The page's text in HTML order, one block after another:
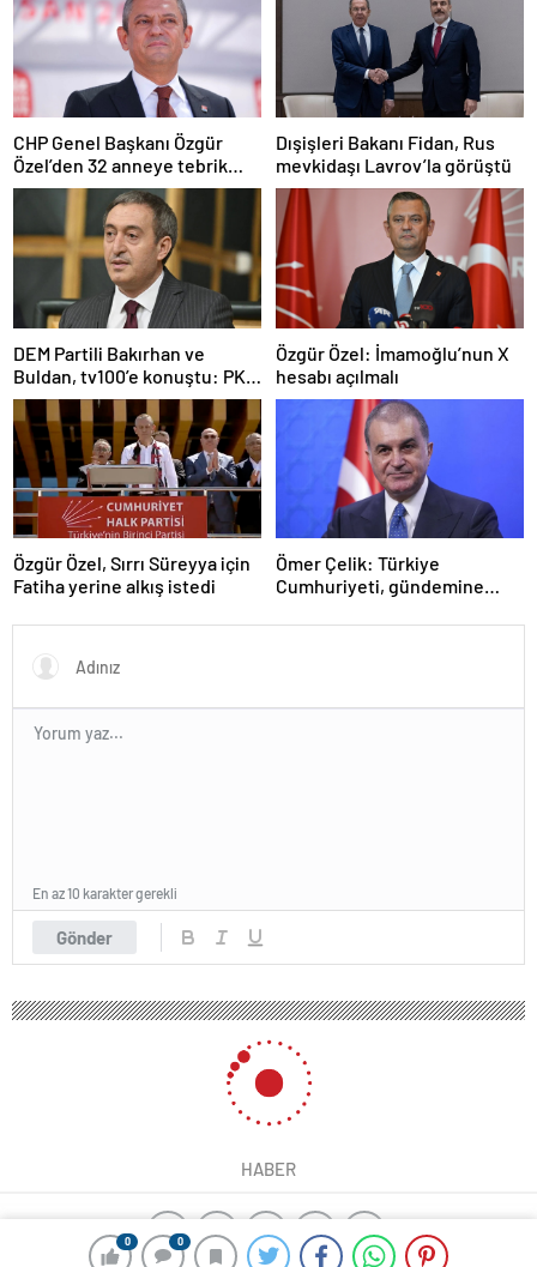
0 0
CHP Genel Başkanı Özgür
Özel’den 32 anneye tebrik
telefonu
Dışişleri Bakanı Fidan, Rus
mevkidaşı Lavrov’la görüştü
DEM Partili Bakırhan ve
Buldan, tv100’e konuştu: PKK
ne zaman kendini feshedecek
Özgür Özel: İmamoğlu’nun X
hesabı açılmalı
Özgür Özel, Sırrı Süreyya için
Fatiha yerine alkış istedi
Ömer Çelik: Türkiye
Cumhuriyeti, gündemine
Gönder
En az 10 karakter gerekli
HABER